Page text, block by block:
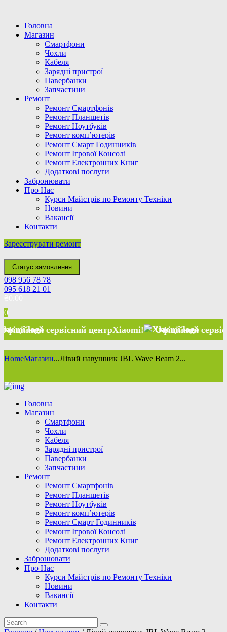
Головна
Магазин
Смартфони
Чохли
Кабеля
Зарядні пристрої
Павербанки
Запчастини
Ремонт
Ремонт Смартфонів
Ремонт Планшетів
Ремонт Ноутбуків
Ремонт комп’ютерів
Ремонт Смарт Годинників
Ремонт Ігрової Консолі
Ремонт Електронних Книг
Додаткові послуги
Забронювати
Про Нас
Курси Майстрів по Ремонту Техніки
Новини
Вакансії
Контакти
Зареєструвати ремонт
Статус замовлення
098 956 78 78
095 618 21 01
0
сервісний центрXiaomi! Офіційний сервісний
HomeМагазин...Лівий навушник JBL Wave Beam 2...
Головна
Магазин
Смартфони
Чохли
Кабеля
Зарядні пристрої
Павербанки
Запчастини
Ремонт
Ремонт Смартфонів
Ремонт Планшетів
Ремонт Ноутбуків
Ремонт комп’ютерів
Ремонт Смарт Годинників
Ремонт Ігрової Консолі
Ремонт Електронних Книг
Додаткові послуги
Забронювати
Про Нас
Курси Майстрів по Ремонту Техніки
Новини
Вакансії
Контакти